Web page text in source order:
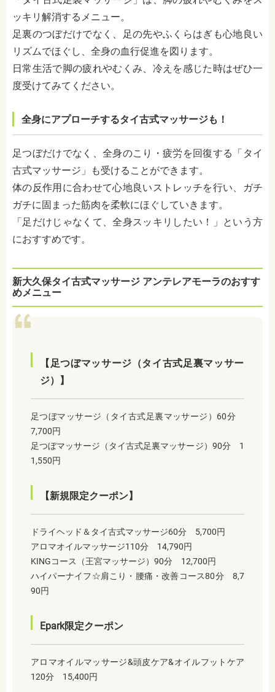
ッキリ解消するメニュー。
足裏のつぼだけでなく、足の先やふくらはぎも心地良い
リズムでほぐし、全身の血行促進を図ります。
日常生活で脚の疲れやむくみ、冷えを感じた時はぜひ一
度受けてみてください。
全身にアプローチするタイ古式マッサージも！
足つぼだけでなく、全身のこり・疲労を回復する「タイ
古式マッサージ」も受けることができます。
体の反作用に合わせて心地良いストレッチを行い、ガチ
ガチに固まった筋肉を柔軟にほぐしていきます。
「足だけじゃなくて、全身スッキリしたい！」という方
におすすめです。
新大久保タイ古式マッサージ アンテレアモーラのおすす
めメニュー
【足つぼマッサージ（タイ古式足裏マッサー
ジ）】
足つぼマッサージ（タイ古式足裏マッサージ）60分
7,700円
足つぼマッサージ（タイ古式足裏マッサージ）90分 1
1,550円
【新規限定クーポン】
ドライヘッド＆タイ古式マッサージ60分 5,700円
アロマオイルマッサージ110分 14,790円
KINGコース（王宮マッサージ）90分 12,700円
ハイパーナイフ☆肩こり・腰痛・改善コース80分 8,7
90円
Epark限定クーポン
アロマオイルマッサージ&頭皮ケア&オイルフットケア
120分 15,400円